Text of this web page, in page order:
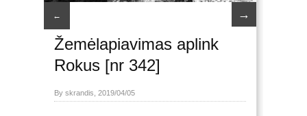
← →
Žemėlapiavimas aplink
Rokus [nr 342]
By skrandis, 2019/04/05